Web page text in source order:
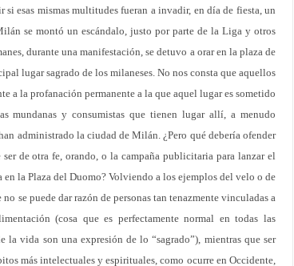
esas mismas multitudes fueran a invadir, en día de fiesta, un
se montó un escándalo, justo por parte de la Liga y otros
durante una manifestación, se detuvo a orar en la plaza de
lugar sagrado de los milaneses. No nos consta que aquellos
a la profanación permanente a la que aquel lugar es sometido
mundanas y consumistas que tienen lugar allí, a menudo
administrado la ciudad de Milán. ¿Pero qué debería ofender
de otra fe, orando, o la campaña publicitaria para lanzar el
la Plaza del Duomo? Volviendo a los ejemplos del velo o de
se puede dar razón de personas tan tenazmente vinculadas a
(cosa que es perfectamente normal en todas las
vida son una expresión de lo “sagrado”), mientras que ser
más intelectuales y espirituales, como ocurre en Occidente,